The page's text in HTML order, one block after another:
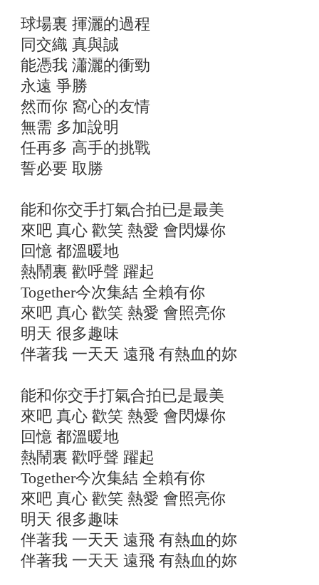
球場裏 揮灑的過程
同交織 真與誠
能憑我 瀟灑的衝勁
永遠 爭勝
然而你 窩心的友情
無需 多加說明
任再多 高手的挑戰
誓必要 取勝
能和你交手打氣合拍已是最美
來吧 真心 歡笑 熱愛 會閃爆你
回憶 都溫暖地
熱鬧裏 歡呼聲 躍起
Together今次集結 全賴有你
來吧 真心 歡笑 熱愛 會照亮你
明天 很多趣味
伴著我 一天天 遠飛 有熱血的妳
能和你交手打氣合拍已是最美
來吧 真心 歡笑 熱愛 會閃爆你
回憶 都溫暖地
熱鬧裏 歡呼聲 躍起
Together今次集結 全賴有你
來吧 真心 歡笑 熱愛 會照亮你
明天 很多趣味
伴著我 一天天 遠飛 有熱血的妳
伴著我 一天天 遠飛 有熱血的妳